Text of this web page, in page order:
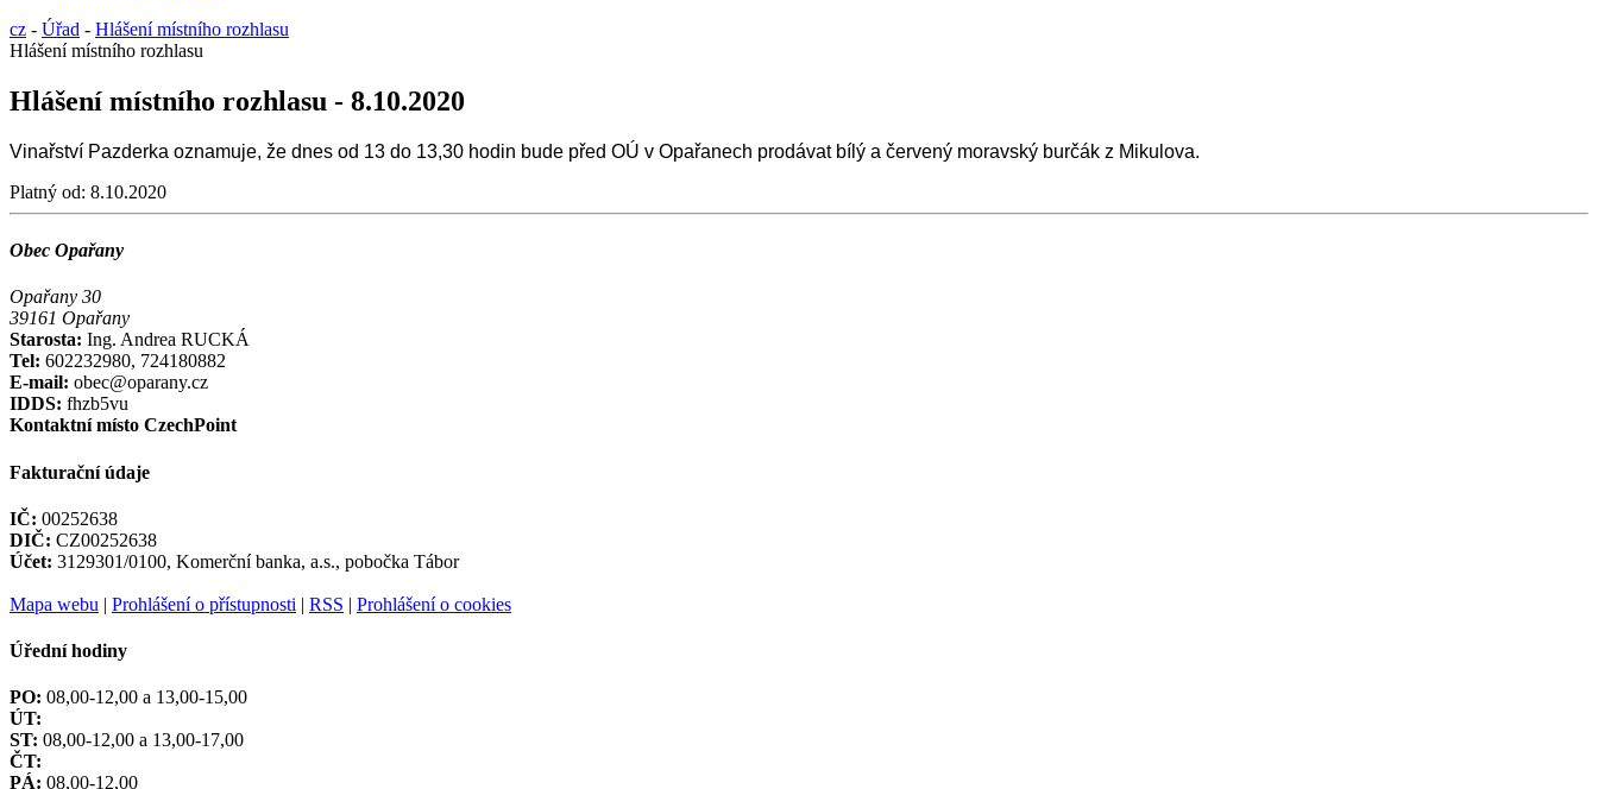
cz - Úřad - Hlášení místního rozhlasu
Hlášení místního rozhlasu
Hlášení místního rozhlasu - 8.10.2020
Vinařství Pazderka oznamuje, že dnes od 13 do 13,30 hodin bude před OÚ v Opařanech prodávat bílý a červený moravský burčák z Mikulova.
Platný od: 8.10.2020
Obec Opařany
Opařany 30
39161 Opařany
Starosta: Ing. Andrea RUCKÁ
Tel: 602232980, 724180882
E-mail: obec@oparany.cz
IDDS: fhzb5vu
Kontaktní místo CzechPoint
Fakturační údaje
IČ: 00252638
DIČ: CZ00252638
Účet: 3129301/0100, Komerční banka, a.s., pobočka Tábor
Mapa webu | Prohlášení o přístupnosti | RSS | Prohlášení o cookies
Úřední hodiny
PO: 08,00-12,00 a 13,00-15,00
ÚT:
ST: 08,00-12,00 a 13,00-17,00
ČT:
PÁ: 08,00-12,00